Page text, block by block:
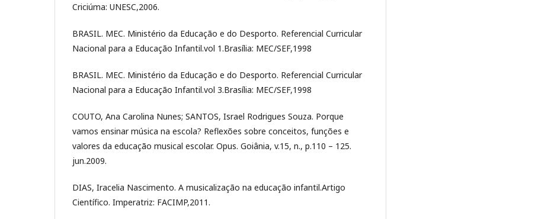
Criciúma: UNESC,2006.
BRASIL. MEC. Ministério da Educação e do Desporto. Referencial Curricular
Nacional para a Educação Infantil.vol 1.Brasília: MEC/SEF,1998
BRASIL. MEC. Ministério da Educação e do Desporto. Referencial Curricular
Nacional para a Educação Infantil.vol 3.Brasília: MEC/SEF,1998
COUTO, Ana Carolina Nunes; SANTOS, Israel Rodrigues Souza. Porque
vamos ensinar música na escola? Reflexões sobre conceitos, funções e
valores da educação musical escolar. Opus. Goiânia, v.15, n., p.110 – 125.
jun.2009.
DIAS, Iracelia Nascimento. A musicalização na educação infantil.Artigo
Científico. Imperatriz: FACIMP,2011.